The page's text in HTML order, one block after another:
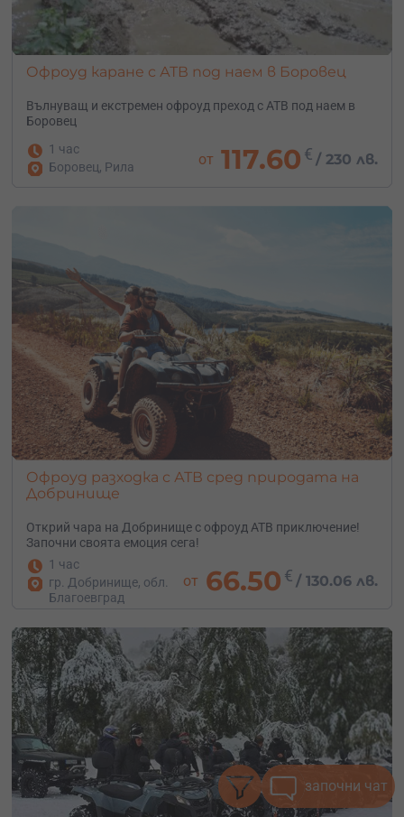
Офроуд каране с АТВ под наем в Боровец
Вълнуващ и екстремен офроуд преход с АТВ под наем в
Боровец
1 час
Боровец, Рила
от 117.60 € / 230 лв.
Офроуд разходка с АТВ сред природата на
Добринище
Открий чара на Добринище с офроуд АТВ приключение!
Започни своята емоция сега!
1 час
гр. Добринище, обл.
Благоевград
от 66.50 € /130.06 лв.
започни чат